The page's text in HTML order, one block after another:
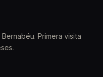
Primera visita